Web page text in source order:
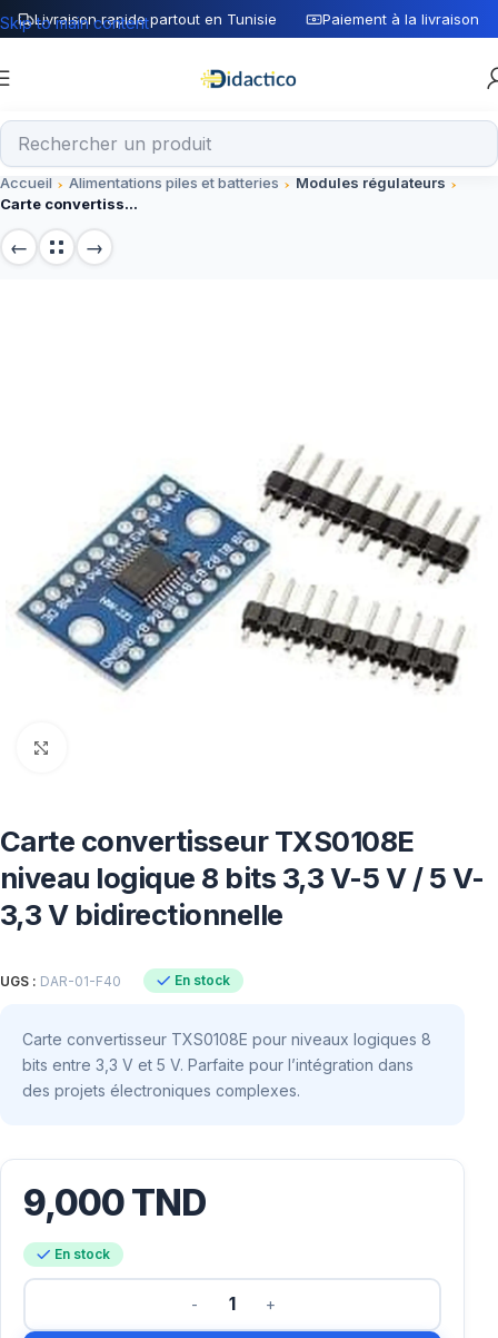
Livraison rapide partout en Tunisie Paiement à la livraison
Skip to main content
Accueil Alimentations piles et batteries
Modules régulateurs
Carte convertisseur TXS0108E niveau logique 8 bits 3,3 V-5 V / 5 V-3,3 V bidirectionnelle
Carte convertisseur TXS0108E
niveau logique 8 bits 3,3 V-5 V / 5 V-
3,3 V bidirectionnelle
UGS : DAR-01-F40 En stock
Carte convertisseur TXS0108E pour niveaux logiques 8
bits entre 3,3 V et 5 V. Parfaite pour l’intégration dans
des projets électroniques complexes.
9,000TND
En stock